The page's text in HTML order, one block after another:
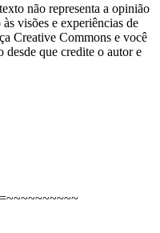
não representa a opinião
visões e experiências de
Creative Commons e você
desde que credite o autor e